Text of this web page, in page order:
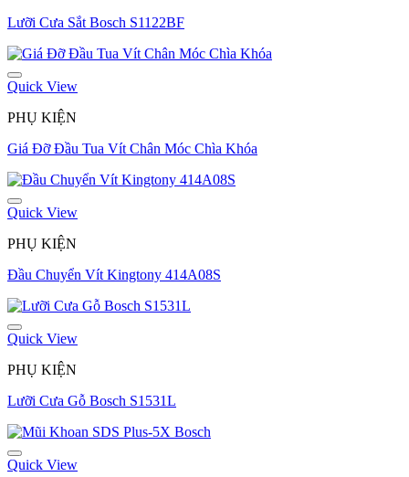
Lưỡi Cưa Sắt Bosch S1122BF
Quick View
PHỤ KIỆN
Giá Đỡ Đầu Tua Vít Chân Móc Chìa Khóa
Quick View
PHỤ KIỆN
Đầu Chuyển Vít Kingtony 414A08S
Quick View
PHỤ KIỆN
Lưỡi Cưa Gỗ Bosch S1531L
Quick View